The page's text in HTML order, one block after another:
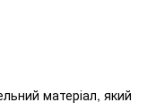
матеріал, який